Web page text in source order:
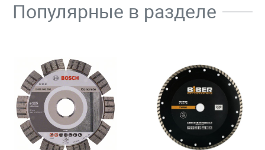
Популярные в разделе